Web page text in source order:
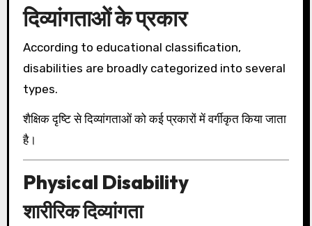
दिव्यांगताओं के प्रकार
According to educational classification,
disabilities are broadly categorized into several
types.
शैक्षिक दृष्टि से दिव्यांगताओं को कई प्रकारों में वर्गीकृत किया जाता
है।
Physical Disability
शारीरिक दिव्यांगता